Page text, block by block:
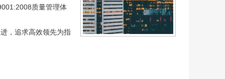
质量管理体
，追求高效领先为指